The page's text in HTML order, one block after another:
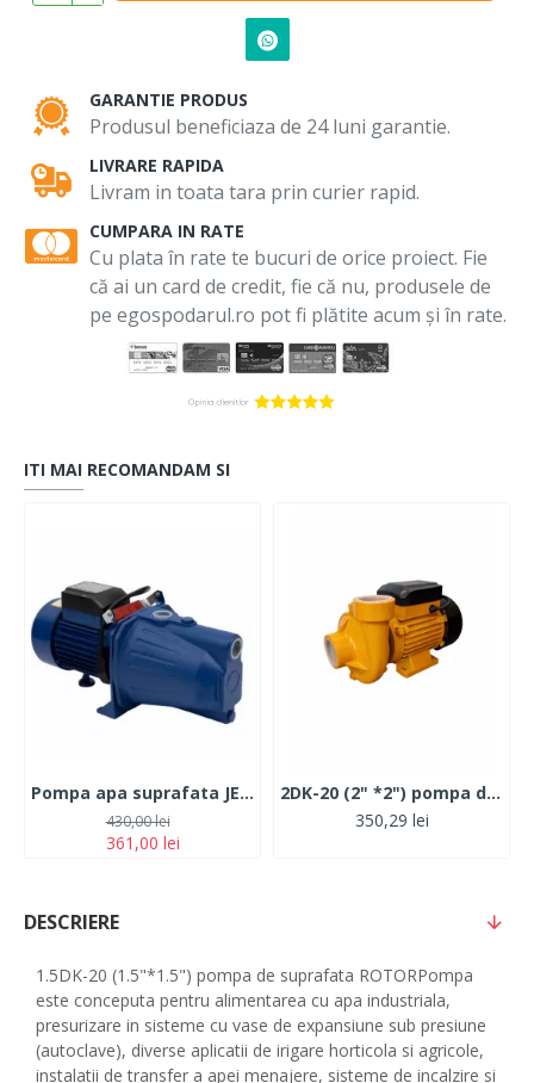
GARANTIE PRODUS
Produsul beneficiaza de 24 luni garantie.
LIVRARE RAPIDA
Livram in toata tara prin curier rapid.
CUMPARA IN RATE
Cu plata în rate te bucuri de orice proiect. Fie
că ai un card de credit, fie că nu, produsele de
pe egospodarul.ro pot fi plătite acum și în rate.
ITI MAI RECOMANDAM SI
Pompa apa suprafata JET 100L Micul Fermier, 1500 W, 42 m
361,00 lei
430,00 lei
2DK-20 (2" *2") pompa de suprafata ROTOR, produsul contine taxa TV 5.5 lei
350,29 lei
DESCRIERE
1.5DK-20 (1.5"*1.5") pompa de suprafata ROTORPompa
este conceputa pentru alimentarea cu apa industriala,
presurizare in sisteme cu vase de expansiune sub presiune
(autoclave), diverse aplicatii de irigare horticola si agricole,
instalatii de transfer a apei menajere, sisteme de incalzire si